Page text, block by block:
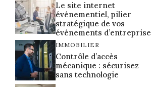
Le site internet
événementiel, pilier
stratégique de vos
événements d’entreprise
IMMOBILIER
Contrôle d’accès
mécanique : sécurisez
sans technologie